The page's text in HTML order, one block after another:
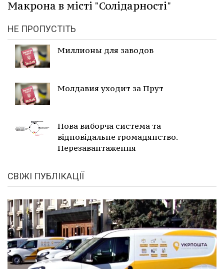
Макрона в місті "Солідарності"
НЕ ПРОПУСТІТЬ
Миллионы для заводов
Молдавия уходит за Прут
Нова виборча система та
відповідальне громадянство.
Перезавантаження
СВІЖІ ПУБЛІКАЦІЇ